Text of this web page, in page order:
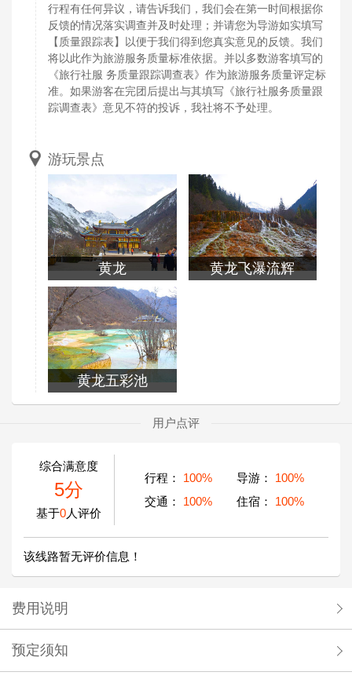
行程有任何异议，请告诉我们，我们会在第一时间根据你
反馈的情况落实调查并及时处理；并请您为导游如实填写
【质量跟踪表】以便于我们得到您真实意见的反馈。我们
将以此作为旅游服务质量标准依据。并以多数游客填写的
《旅行社服 务质量跟踪调查表》作为旅游服务质量评定标
准。如果游客在完团后提出与其填写《旅行社服务质量跟
踪调查表》意见不符的投诉，我社将不予处理。
游玩景点
黄龙 黄龙飞瀑流辉
黄龙五彩池
用户点评
综合满意度
5分
基于0人评价
行程： 100% 导游：
100%
交通：
100% 住宿： 100%
该线路暂无评价信息！
费用说明
预定须知